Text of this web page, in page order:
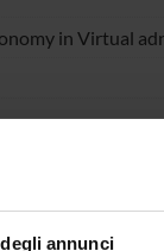
annunci
in Virtual